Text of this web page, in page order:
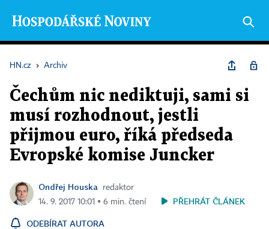
HN.cz › Archiv
Čechům nic nediktuji, sami si
musí rozhodnout, jestli
přijmou euro, říká předseda
Evropské komise Juncker
Ondřej Houska
redaktor
14. 9. 2017 10:01 ▪ 6 min. čtení
PŘEHRÁT ČLÁNEK
ODEBÍRAT AUTORA